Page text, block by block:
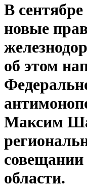
В
новые
об этом
Максим
области.